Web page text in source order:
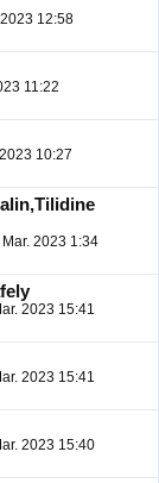
12:58
11:22
10:27
2023 1:34
2023 15:41
2023 15:41
2023 15:40